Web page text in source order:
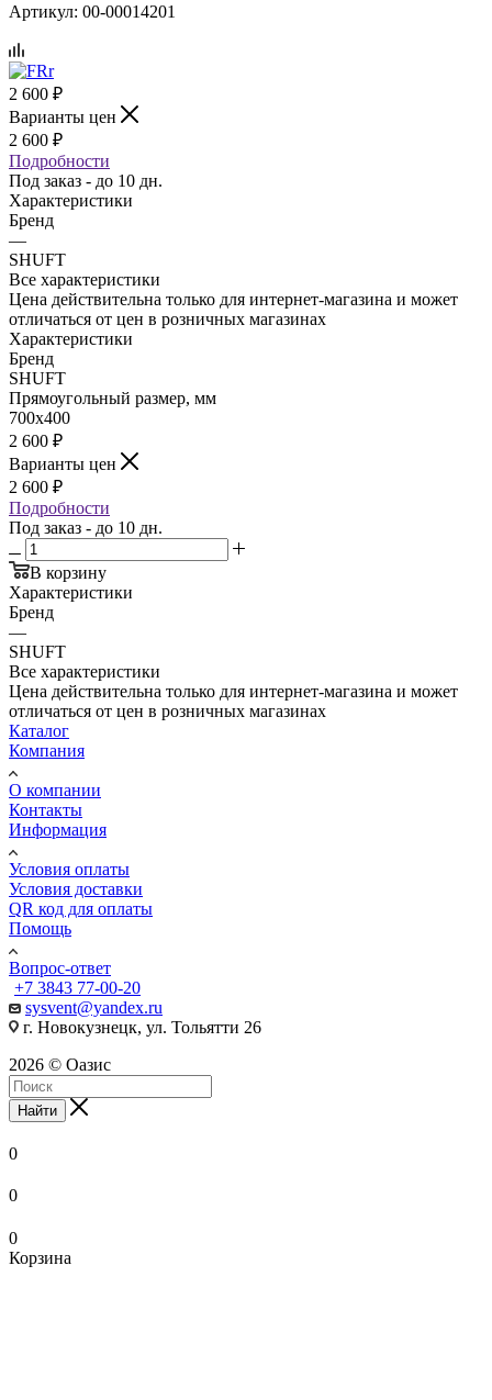
Артикул: 00-00014201
2 600 ₽
Варианты цен
2 600 ₽
Подробности
Под заказ - до 10 дн.
Характеристики
Бренд
—
SHUFT
Все характеристики
Цена действительна только для интернет-магазина и может
отличаться от цен в розничных магазинах
Характеристики
Бренд
SHUFT
Прямоугольный размер, мм
700х400
2 600 ₽
Варианты цен
2 600 ₽
Подробности
Под заказ - до 10 дн.
В корзину
Характеристики
Бренд
—
SHUFT
Все характеристики
Цена действительна только для интернет-магазина и может
отличаться от цен в розничных магазинах
Каталог
Компания
О компании
Контакты
Информация
Условия оплаты
Условия доставки
QR код для оплаты
Помощь
Вопрос-ответ
+7 3843 77-00-20
sysvent@yandex.ru
г. Новокузнецк, ул. Тольятти 26
2026 © Оазис
Найти
0
0
0
Корзина